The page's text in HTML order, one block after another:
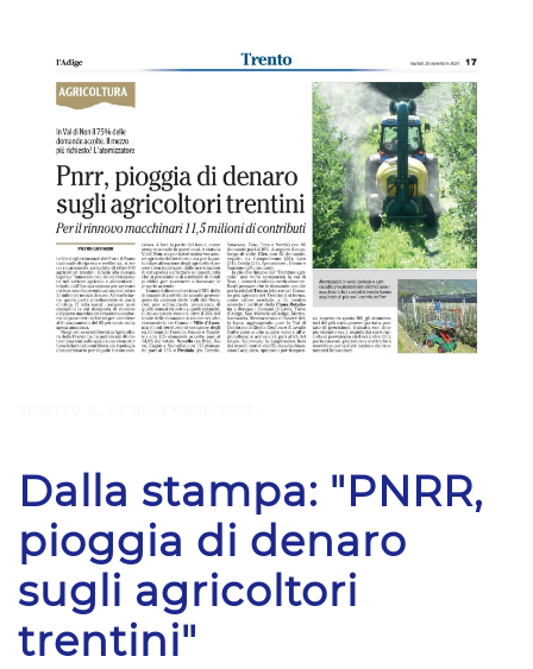
Dalla stampa: "PNRR,
pioggia di denaro
sugli agricoltori
trentini"